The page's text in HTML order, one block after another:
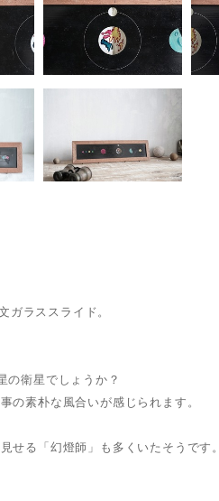
ラススライド。
の衛星でしょうか？
の素朴な風合いが感じられます。
せる「幻燈師」も多くいたそうです。